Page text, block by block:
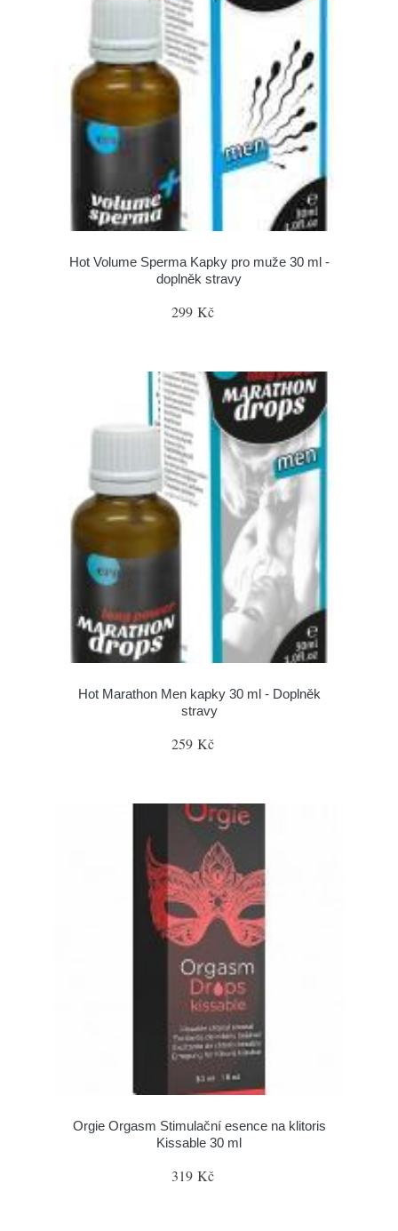
Hot Volume Sperma Kapky pro muže 30 ml -
doplněk stravy
299 Kč
Hot Marathon Men kapky 30 ml - Doplněk
stravy
259 Kč
Orgie Orgasm Stimulační esence na klitoris
Kissable 30 ml
319 Kč